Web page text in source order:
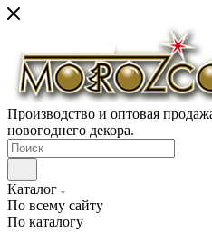
Производство и оптовая
новогоднего декора.
Каталог
По всему сайту
По каталогу